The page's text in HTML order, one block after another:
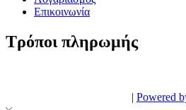
Επικοινωνία
Τρόποι πληρωμής
| Powered